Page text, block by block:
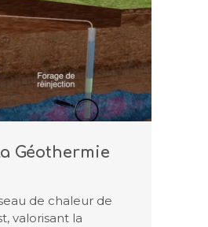
Géothermie
de chaleur de
valorisant la